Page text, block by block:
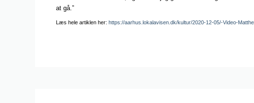
at gå.”
Læs hele artiklen her:https://aarhus.lokalavisen.dk/kultur/2020-12-05/-Video-